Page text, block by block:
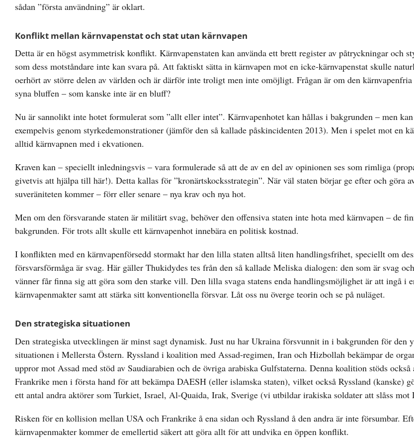
sådan ”första användning” är oklart.
Konflikt mellan kärnvapenstat och stat utan kärnvapen
Detta är en högst asymmetrisk konflikt. Kärnvapenstaten kan använda ett brett register av påtryckningar och
som dess motståndare inte kan svara på. Att faktiskt sätta in kärnvapen mot en icke-kärnvapenstat skulle
oerhört av större delen av världen och är därför inte troligt men inte omöjligt. Frågan är om den
syna bluffen – som kanske inte är en bluff?
Nu är sannolikt inte hotet formulerat som ”allt eller intet”. Kärnvapenhotet kan hållas i bakgrunden – men
exempelvis genom styrkedemonstrationer (jämför den så kallade påskincidenten 2013). Men i spelet mot en
alltid kärnvapnen med i ekvationen.
Kraven kan – speciellt inledningsvis – vara formulerade så att de av en del av opinionen ses som rimliga
givetvis att hjälpa till här!). Detta kallas för ”kronärtskocksstrategin”. När väl staten börjar ge efter och göra
suveräniteten kommer – förr eller senare – nya krav och nya hot.
Men om den försvarande staten är militärt svag, behöver den offensiva staten inte hota med kärnvapen – de
bakgrunden. För trots allt skulle ett kärnvapenhot innebära en politisk kostnad.
I konflikten med en kärnvapenförsedd stormakt har den lilla staten alltså liten handlingsfrihet, speciellt om
försvarsförmåga är svag. Här gäller Thukidydes tes från den så kallade Meliska dialogen: den som är svag
vänner får finna sig att göra som den starke vill. Den lilla svaga statens enda handlingsmöjlighet är att ingå i
kärnvapenmakter samt att stärka sitt konventionella försvar. Låt oss nu överge teorin och se på nuläget.
Den strategiska situationen
Den strategiska utvecklingen är minst sagt dynamisk. Just nu har Ukraina försvunnit in i bakgrunden för den
situationen i Mellersta Östern. Ryssland i koalition med Assad-regimen, Iran och Hizbollah bekämpar de
uppror mot Assad med stöd av Saudiarabien och de övriga arabiska Gulfstaterna. Denna koalition stöds också
Frankrike men i första hand för att bekämpa DAESH (eller islamska staten), vilket också Ryssland (kanske)
ett antal andra aktörer som Turkiet, Israel, Al-Quaida, Irak, Sverige (vi utbildar irakiska soldater att slåss
Risken för en kollision mellan USA och Frankrike å ena sidan och Ryssland å den andra är inte försumbar.
kärnvapenmakter kommer de emellertid säkert att göra allt för att undvika en öppen konflikt.